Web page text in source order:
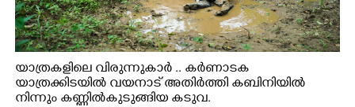
യാത്രകളിലെ വിരുന്നുകാർ .. കർണാടക
യാത്രക്കിടയിൽ വയനാട് അതിർത്തി കബിനിയിൽ
നിന്നും കണ്ണിൽകുടുങ്ങിയ കടുവ.